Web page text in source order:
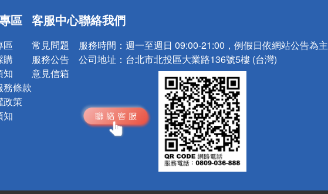
頁！請小心！
區
區
購
知
務條款
政策
知
客服中心
常見問題
服務公告
意見信箱
聯絡我們
服務時間： 週一至週日 09:00-21:00，例假日依網站公告為主
公司地址： 台北市北投區大業路136號5樓 (台灣)